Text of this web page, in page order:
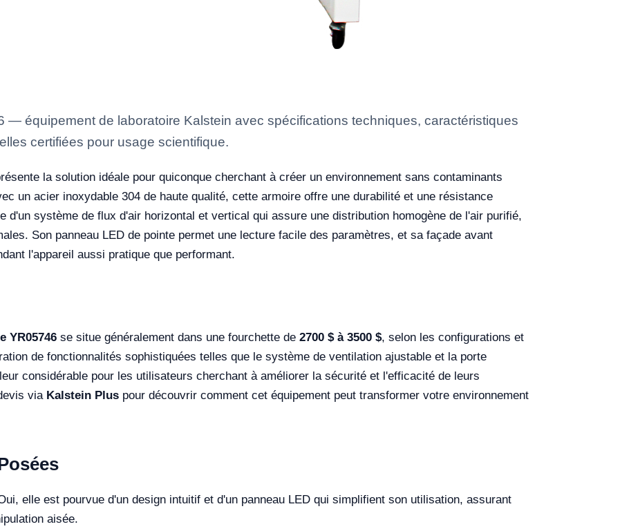
— équipement de laboratoire Kalstein avec spécifications techniques, caractéristiques
certifiées pour usage scientifique.
la solution idéale pour quiconque cherchant à créer un environnement sans contaminants
un acier inoxydable 304 de haute qualité, cette armoire offre une durabilité et une résistance
d'un système de flux d'air horizontal et vertical qui assure une distribution homogène de l'air purifié,
Son panneau LED de pointe permet une lecture facile des paramètres, et sa façade avant
l'appareil aussi pratique que performant.
YR05746 se situe généralement dans une fourchette de 2700 $ à 3500 $, selon les configurations et
de fonctionnalités sophistiquées telles que le système de ventilation ajustable et la porte
considérable pour les utilisateurs cherchant à améliorer la sécurité et l'efficacité de leurs
via Kalstein Plus pour découvrir comment cet équipement peut transformer votre environnement
elle est pourvue d'un design intuitif et d'un panneau LED qui simplifient son utilisation, assurant
aisée.